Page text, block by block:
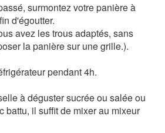
surmontez votre panière à
d'égoutter.
avez les trous adaptés, sans
la panière sur une grille.).
pendant 4h.
à déguster sucrée ou salée ou
battu, il suffit de mixer au mixeur